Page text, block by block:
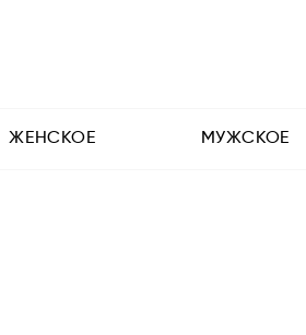
ЖЕНСКОЕ МУЖСКОЕ